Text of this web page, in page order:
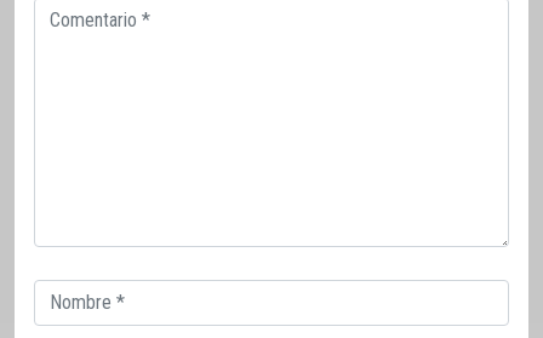
Comentario
Correo
electrónico